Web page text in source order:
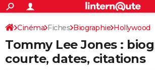
ACTUALITÉS
Politique
Société
Faits Divers
Education
Monde
Villes
+
SPORT
Coupe du monde 2026
Football
Tennis
Cyclisme
Rugby
Forum
S'inscrire
Connexion
Cinéma Fiches Biographie Hollywood
Tommy Lee Jones :
courte, dates, citations